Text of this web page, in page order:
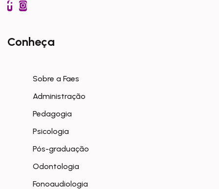
Conheça
Sobre a Faes
Administração
Pedagogia
Psicologia
Pós-graduação
Odontologia
Fonoaudiologia